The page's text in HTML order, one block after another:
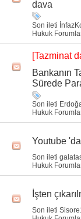
dava
Son ileti
Hukuk
[Tazminat
Bankanın
Sürede
Son ileti
Hukuk
Youtube
Son ileti
Hukuk
İşten
Son ileti